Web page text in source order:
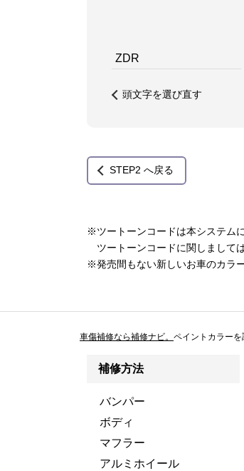
ZDR
頭文字を選び直す
STEP2 へ戻る
※ツートーンコードは本システム
ツートーンコードに関しまして
※発売間もない新しいお車のカラ
車傷補修なら補修ナビ。 ペイントカラーを
補修方法
バンパー
ボディ
マフラー
アルミホイール